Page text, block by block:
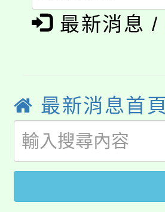
程
「本色祭」
局官網。
8月14至27
開!
115年桃園
田徑場及游
桃園市低收
視費優惠，
大園自造
最新消息 /
最新消息首